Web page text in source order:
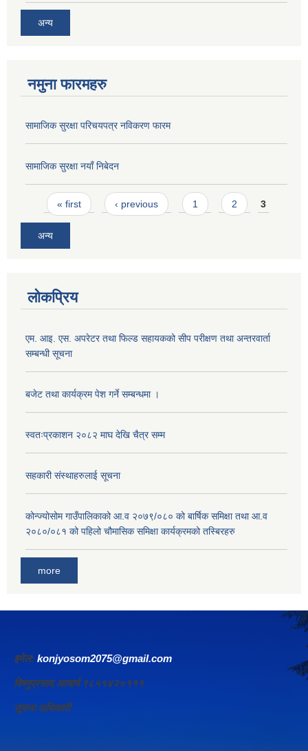
अन्य
नमुना फारमहरु
सामाजिक सुरक्षा परिचयपत्र नविकरण फारम
सामाजिक सुरक्षा नयाँ निबेदन
Pages
« first ‹ previous 1 2 3
अन्य
लोकप्रिय
एम. आइ. एस. अपरेटर तथा फिल्ड सहायकको सीप परीक्षण तथा अन्तरवार्ता
सम्बन्धी सूचना
बजेट तथा कार्यक्रम पेश गर्ने सम्बन्धमा ।
स्वतःप्रकाशन २०८२ माघ देखि चैत्र सम्म
सहकारी संस्थाहरुलाई सूचना
कोन्ज्योसोम गाउँपालिकाको आ.व २०७९/०८० को बार्षिक समिक्षा तथा आ.व
२०८०/०८१ को पहिलो चौमासिक समिक्षा कार्यक्रमको तस्बिरहरु
more
इमेल: konjyosom2075@gmail.com
विष्णुप्रसाद आचार्य ९८५१४२०१११
सूचना अधिकारी